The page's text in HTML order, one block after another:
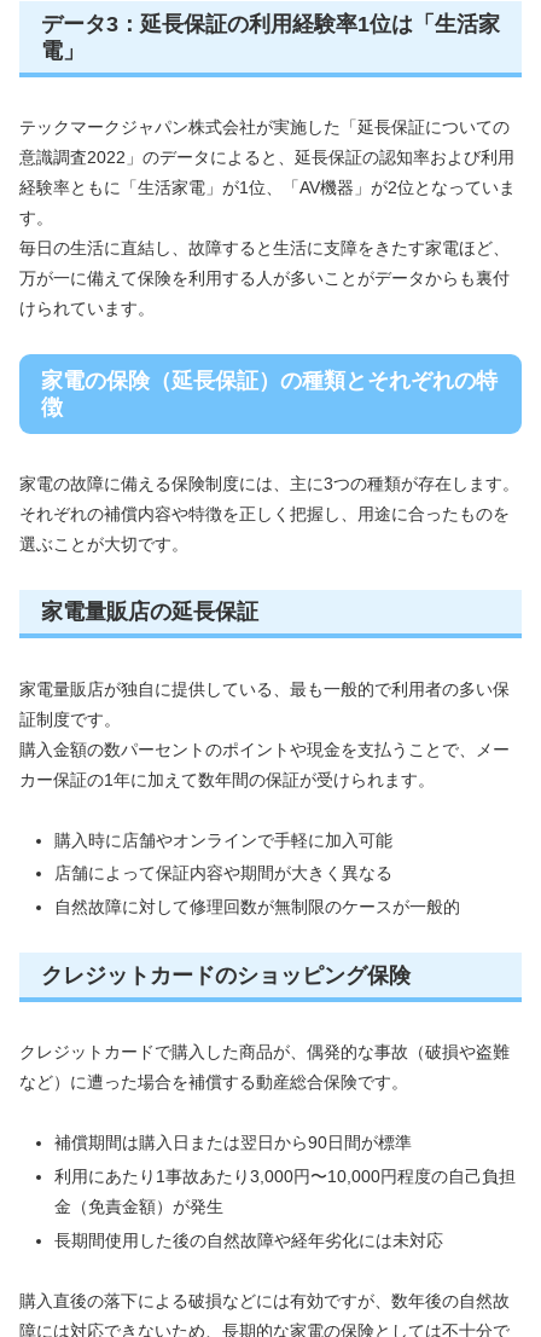
データ3：延長保証の利用経験率1位は「生活家
電」
テックマークジャパン株式会社が実施した「延長保証についての
意識調査2022」のデータによると、延長保証の認知率および利用
経験率ともに「生活家電」が1位、「AV機器」が2位となっていま
す。
毎日の生活に直結し、故障すると生活に支障をきたす家電ほど、
万が一に備えて保険を利用する人が多いことがデータからも裏付
けられています。
家電の保険（延長保証）の種類とそれぞれの特
徴
家電の故障に備える保険制度には、主に3つの種類が存在します。
それぞれの補償内容や特徴を正しく把握し、用途に合ったものを
選ぶことが大切です。
家電量販店の延長保証
家電量販店が独自に提供している、最も一般的で利用者の多い保
証制度です。
購入金額の数パーセントのポイントや現金を支払うことで、メー
カー保証の1年に加えて数年間の保証が受けられます。
購入時に店舗やオンラインで手軽に加入可能
店舗によって保証内容や期間が大きく異なる
自然故障に対して修理回数が無制限のケースが一般的
クレジットカードのショッピング保険
クレジットカードで購入した商品が、偶発的な事故（破損や盗難
など）に遭った場合を補償する動産総合保険です。
補償期間は購入日または翌日から90日間が標準
利用にあたり1事故あたり3,000円〜10,000円程度の自己負担
金（免責金額）が発生
長期間使用した後の自然故障や経年劣化には未対応
購入直後の落下による破損などには有効ですが、数年後の自然故
障には対応できないため、長期的な家電の保険としては不十分で